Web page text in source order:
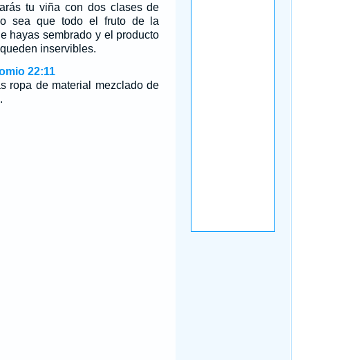
tu viña con dos clases de
sea que todo el fruto de la
hayas sembrado y el producto
inservibles.
22:11
ropa de material mezclado de